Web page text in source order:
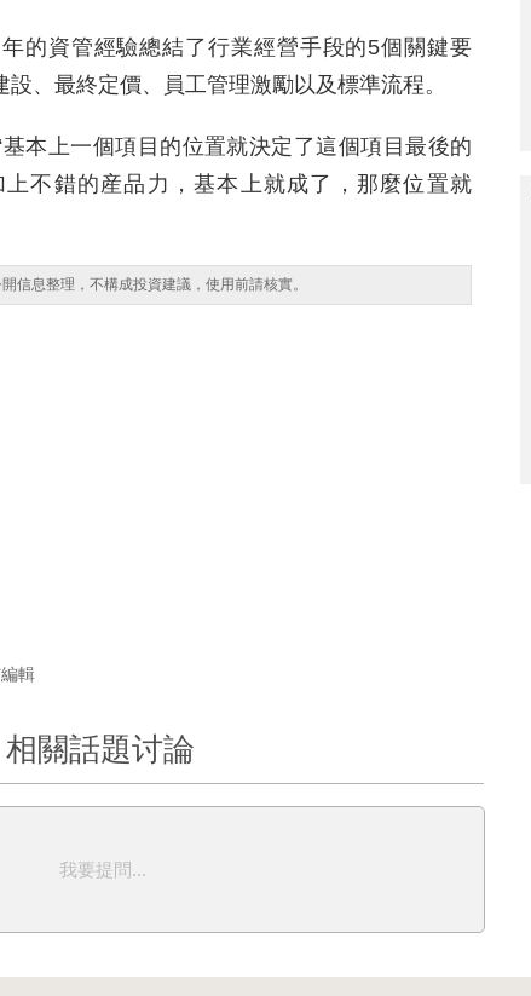
的資管經驗總結了行業經營手段的5個關鍵要
、最終定價、員工管理激勵以及標準流程。
本上一個項目的位置就決定了這個項目最後的
不錯的産品力，基本上就成了，那麼位置就
信息整理，不構成投資建議，使用前請核實。
輯
相關話題讨論
我要提問...